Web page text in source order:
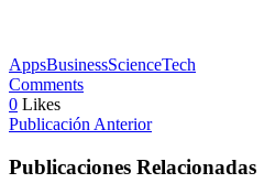
AppsBusinessScienceTech
Comments
0 Likes
Publicación Anterior
Publicaciones Relacionadas